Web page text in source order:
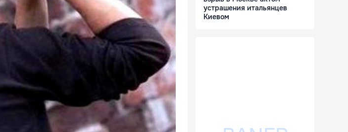
устрашения итальянцев
Киевом